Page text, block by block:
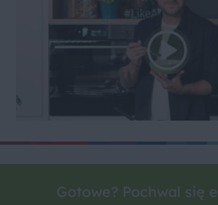
Gotowe? Pochwal się